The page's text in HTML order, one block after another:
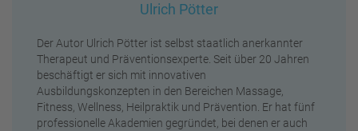
Ulrich Pötter
Der Autor Ulrich Pötter ist selbst staatlich anerkannter
Therapeut und Präventionsexperte. Seit über 20 Jahren
beschäftigt er sich mit innovativen
Ausbildungskonzepten in den Bereichen Massage,
Fitness, Wellness, Heilpraktik und Prävention. Er hat fünf
professionelle Akademien gegründet, bei denen er auch